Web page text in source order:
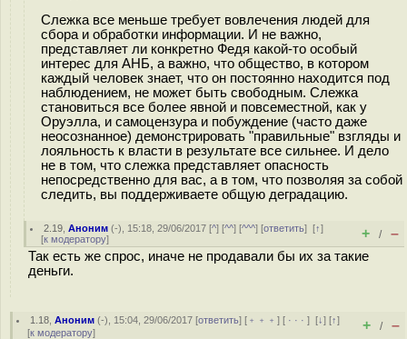
Слежка все меньше требует вовлечения людей для
сбора и обработки информации. И не важно,
представляет ли конкретно Федя какой-то особый
интерес для АНБ, а важно, что общество, в котором
каждый человек знает, что он постоянно находится под
наблюдением, не может быть свободным. Слежка
становиться все более явной и повсеместной, как у
Оруэлла, и самоцензура и побуждение (часто даже
неосознанное) демонстрировать "правильные" взгляды и
лояльность к власти в результате все сильнее. И дело
не в том, что слежка представляет опасность
непосредственно для вас, а в том, что позволяя за собой
следить, вы поддерживаете общую деградацию.
2.19 ,Аноним (-), 15:18, 29/06/2017 [^] [^^] [^^^] [ответить][↑]
[к модератору] + / –
Так есть же спрос, иначе не продавали бы их за такие
деньги.
1.18 ,Аноним (-), 15:04, 29/06/2017 [ответить] [ ﹢﹢﹢] [ · · ·][↓] [↑]
[к модератору] + / –